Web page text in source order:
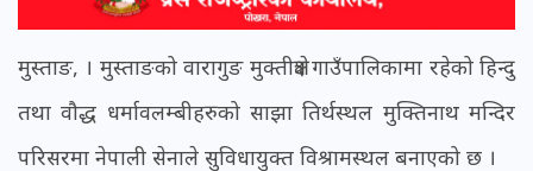
मुस्ताङ, । मुस्ताङको वारागुङ मुक्तीक्षेत्र गाउँपालिकामा रहेको हिन्दु
तथा वौद्ध धर्मावलम्बीहरुको साझा तिर्थस्थल मुक्तिनाथ मन्दिर
परिसरमा नेपाली सेनाले सुविधायुक्त विश्रामस्थल बनाएको छ ।